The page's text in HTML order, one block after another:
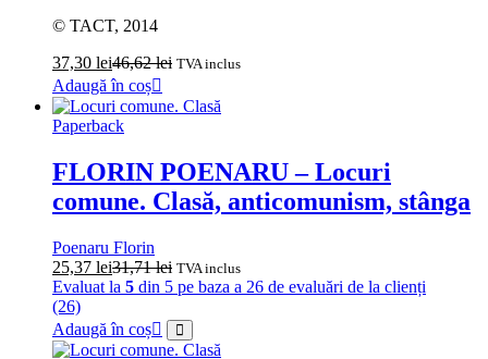
© TACT, 2014
37,30 lei46,62lei TVA inclus
Adaugă în coș
Paperback
FLORIN POENARU – Locuri
comune. Clasă, anticomunism, stânga
Poenaru Florin
25,37 lei31,71lei TVA inclus
Evaluat la 5 din 5 pe baza a 26 de evaluări de la clienți
(26)
Adaugă în coș